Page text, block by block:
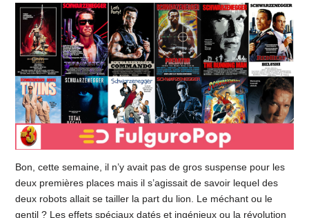
Bon, cette semaine, il n’y avait pas de gros suspense pour les
deux premières places mais il s’agissait de savoir lequel des
deux robots allait se tailler la part du lion. Le méchant ou le
gentil ? Les effets spéciaux datés et ingénieux ou la révolution